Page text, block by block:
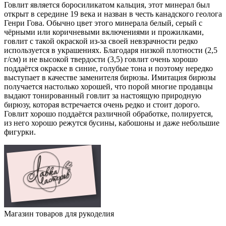
Говлит является боросиликатом кальция, этот минерал был
открыт в середине 19 века и назван в честь канадского геолога
Генри Гова. Обычно цвет этого минерала белый, серый с
чёрными или коричневыми включениями и прожилками,
говлит с такой окраской из-за своей невзрачности редко
используется в украшениях. Благодаря низкой плотности (2,5
г/см) и не высокой твердости (3,5) говлит очень хорошо
поддаётся окраске в синие, голубые тона и поэтому нередко
выступает в качестве заменителя бирюзы. Имитация бирюзы
получается настолько хорошей, что порой многие продавцы
выдают тонированный говлит за настоящую природную
бирюзу, которая встречается очень редко и стоит дорого.
Говлит хорошо поддаётся различной обработке, полируется,
из него хорошо режутся бусины, кабошоны и даже небольшие
фигурки.
Магазин товаров для рукоделия